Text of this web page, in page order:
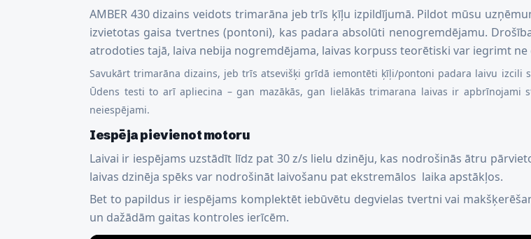
AMBER 430 dizains veidots trimarāna jeb trīs ķīļu izpildījumā. Pildot mūsu
izvietotas gaisa tvertnes (pontoni), kas padara absolūti nenogremdējamu.
atrodoties tajā, laiva nebija nogremdējama, laivas korpuss teorētiski var iegrimt
Savukārt trimarāna dizains, jeb trīs atsevišķi grīdā iemontēti ķīļi/pontoni padara laivu izcili
Ūdens testi to arī apliecina – gan mazākās, gan lielākās trimarana laivas ir
neiespējami.
Iespēja pievienot motoru
Laivai ir iespējams uzstādīt līdz pat 30 z/s lielu dzinēju, kas nodrošinās ātru
laivas dzinēja spēks var nodrošināt laivošanu pat ekstremālos laika apstākļos.
Bet to papildus ir iespējams komplektēt iebūvētu degvielas tvertni vai
un dažādām gaitas kontroles ierīcēm.